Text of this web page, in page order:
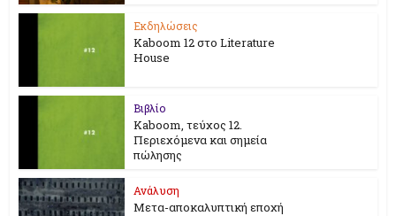
Εκδηλώσεις
Kaboom 12 στο Literature
House
Βιβλίο
Kaboom, τεύχος 12.
Περιεχόμενα και σημεία
πώλησης
Ανάλυση
Μετα-αποκαλυπτική εποχή